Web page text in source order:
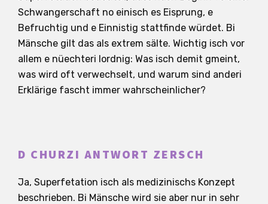
Schwangerschaft no einisch es Eisprung, e
Befruchtig und e Einnistig stattfinde würdet. Bi
Mänsche gilt das als extrem sälte. Wichtig isch vor
allem e nüechteri Iordnig: Was isch demit gmeint,
was wird oft verwechselt, und warum sind anderi
Erklärige fascht immer wahrscheinlicher?
D CHURZI ANTWORT ZERSCH
Ja, Superfetation isch als medizinischs Konzept
beschrieben. Bi Mänsche wird sie aber nur in sehr